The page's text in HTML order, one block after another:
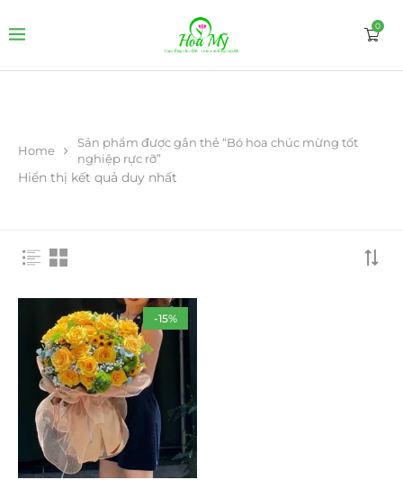
0
Home
Sản phẩm được gắn thẻ “Bó hoa chúc mừng tốt
nghiệp rực rỡ”
Hiển thị kết quả duy nhất
-15%